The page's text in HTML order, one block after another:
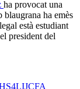
ha provocat una
ha emès
està estudiant
president del